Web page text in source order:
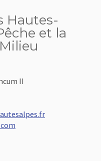
Hautes-
et la
II